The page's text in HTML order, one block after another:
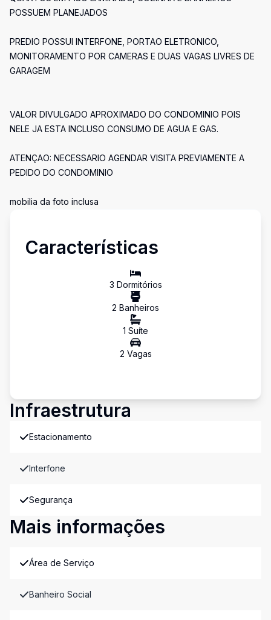
POSSUEM PLANEJADOS
PREDIO POSSUI INTERFONE, PORTAO ELETRONICO,
MONITORAMENTO POR CAMERAS E DUAS VAGAS LIVRES DE
GARAGEM
VALOR DIVULGADO APROXIMADO DO CONDOMINIO POIS
NELE JA ESTA INCLUSO CONSUMO DE AGUA E GAS.
ATENÇAO: NECESSARIO AGENDAR VISITA PREVIAMENTE A
PEDIDO DO CONDOMINIO
mobilia da foto inclusa
Características
3 Dormitórios
2 Banheiros
1 Suíte
2 Vagas
Infraestrutura
Estacionamento
Interfone
Segurança
Mais informações
Área de Serviço
Banheiro Social